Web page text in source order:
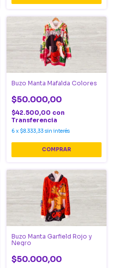
Buzo Manta Mafalda Colores
$50.000,00
$42.500,00 con
Transferencia
6 x $8.333,33 sin interés
COMPRAR
Buzo Manta Garfield Rojo y
Negro
$50.000,00